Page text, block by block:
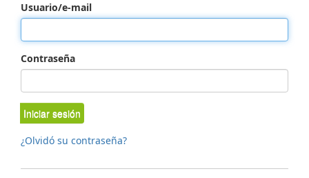
Usuario/e-mail
Contraseña
Iniciar sesión
¿Olvidó su contraseña?